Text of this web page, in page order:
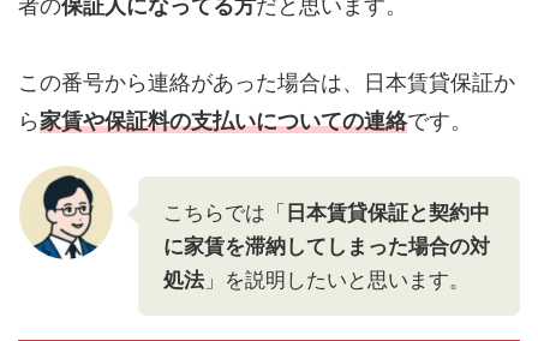
者の保証人になってる方だと思います。
この番号から連絡があった場合は、日本賃貸保証か
ら家賃や保証料の支払いについての連絡です。
こちらでは「 日本賃貸保証と契約中
に家賃を滞納してしまった場合の対
処法 」を説明したいと思います。